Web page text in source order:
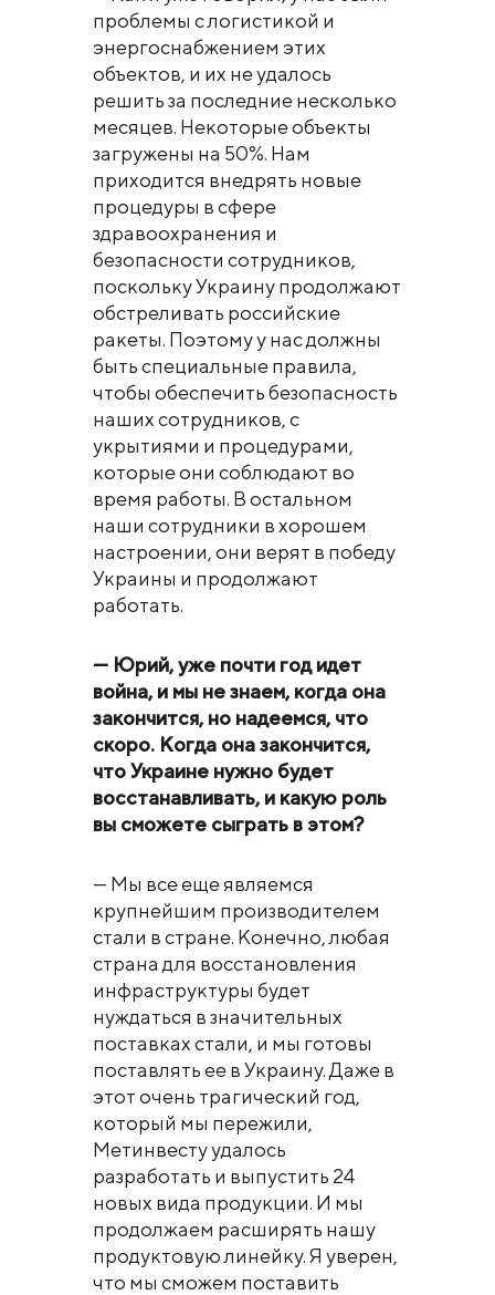
проблемы с логистикой и
энергоснабжением этих
объектов, и их не удалось
решить за последние несколько
месяцев. Некоторые объекты
загружены на 50%. Нам
приходится внедрять новые
процедуры в сфере
здравоохранения и
безопасности сотрудников,
поскольку Украину продолжают
обстреливать российские
ракеты. Поэтому у нас должны
быть специальные правила,
чтобы обеспечить безопасность
наших сотрудников, с
укрытиями и процедурами,
которые они соблюдают во
время работы. В остальном
наши сотрудники в хорошем
настроении, они верят в победу
Украины и продолжают
работать.
— Юрий, уже почти год идет
война, и мы не знаем, когда она
закончится, но надеемся, что
скоро. Когда она закончится,
что Украине нужно будет
восстанавливать, и какую роль
вы сможете сыграть в этом?
— Мы все еще являемся
крупнейшим производителем
стали в стране. Конечно, любая
страна для восстановления
инфраструктуры будет
нуждаться в значительных
поставках стали, и мы готовы
поставлять ее в Украину. Даже в
этот очень трагический год,
который мы пережили,
Метинвесту удалось
разработать и выпустить 24
новых вида продукции. И мы
продолжаем расширять нашу
продуктовую линейку. Я уверен,
что мы сможем поставить